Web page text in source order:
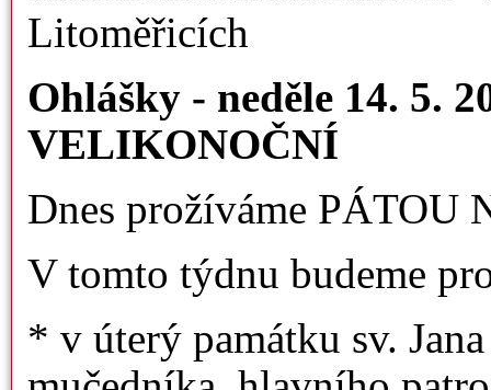
Litoměřicích
Ohlášky - neděle 14. 5.
VELIKONOČNÍ
Dnes prožíváme
V tomto týdnu budeme
* v úterý památku sv.